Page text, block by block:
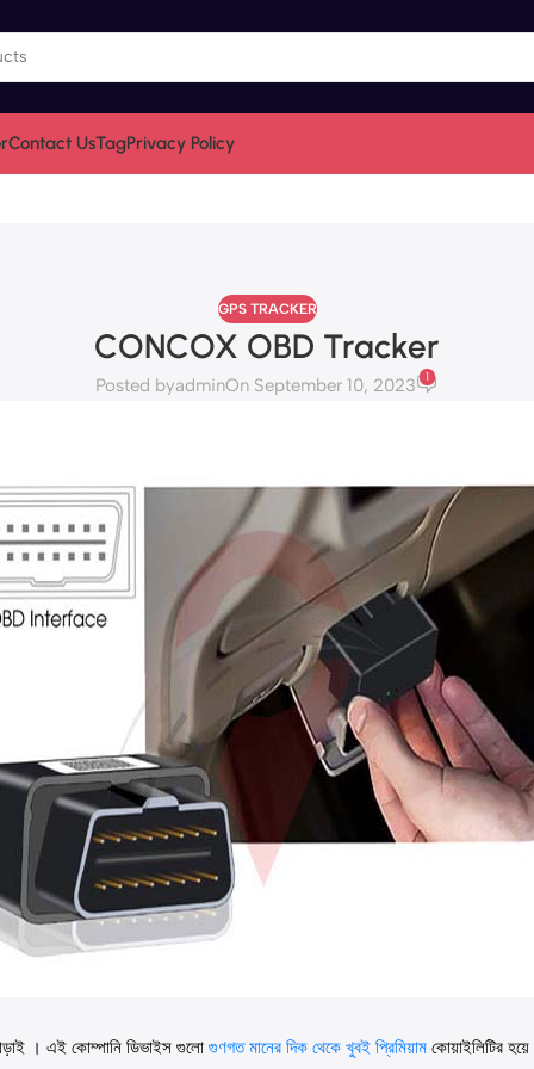
Contact UsTagPrivacy Policy
GPS TRACKER
CONCOX OBD Tracker
Posted byadminOn September 10, 2023 1
। এই কোম্পানি ডিভাইস গুলো গুণগত মানের দিক থেকে খুবই প্রিমিয়াম কোয়াইলিটির